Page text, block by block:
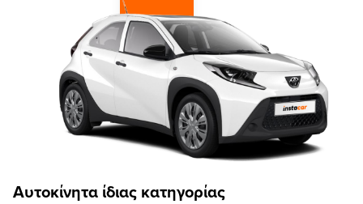
Αυτοκίνητα ίδιας κατηγορίας